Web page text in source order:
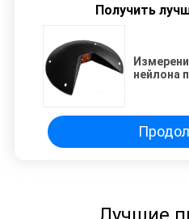
Получить
нейлона